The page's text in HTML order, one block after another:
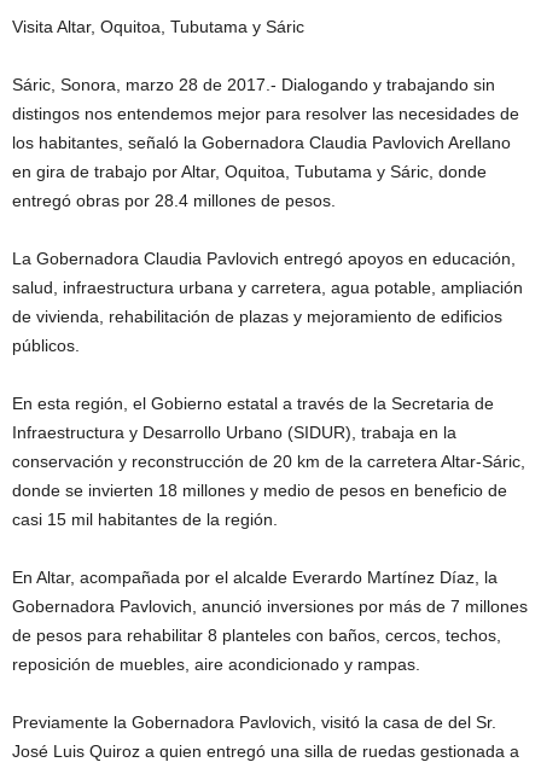
Visita Altar, Oquitoa, Tubutama y Sáric
Sáric, Sonora, marzo 28 de 2017.- Dialogando y trabajando sin
distingos nos entendemos mejor para resolver las necesidades de
los habitantes, señaló la Gobernadora Claudia Pavlovich Arellano
en gira de trabajo por Altar, Oquitoa, Tubutama y Sáric, donde
entregó obras por 28.4 millones de pesos.
La Gobernadora Claudia Pavlovich entregó apoyos en educación,
salud, infraestructura urbana y carretera, agua potable, ampliación
de vivienda, rehabilitación de plazas y mejoramiento de edificios
públicos.
En esta región, el Gobierno estatal a través de la Secretaria de
Infraestructura y Desarrollo Urbano (SIDUR), trabaja en la
conservación y reconstrucción de 20 km de la carretera Altar-Sáric,
donde se invierten 18 millones y medio de pesos en beneficio de
casi 15 mil habitantes de la región.
En Altar, acompañada por el alcalde Everardo Martínez Díaz, la
Gobernadora Pavlovich, anunció inversiones por más de 7 millones
de pesos para rehabilitar 8 planteles con baños, cercos, techos,
reposición de muebles, aire acondicionado y rampas.
Previamente la Gobernadora Pavlovich, visitó la casa de del Sr.
José Luis Quiroz a quien entregó una silla de ruedas gestionada a